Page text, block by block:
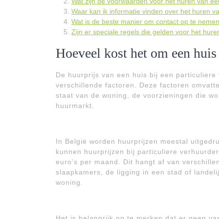
Waar kan ik informatie vinden over het huren
Wat is de beste manier om contact op te
Zijn er speciale regels die gelden voor het
Hoeveel kost het om een
De huurprijs van een huis bij een
verschillende factoren. Deze factoren
staat van de woning, de voorzieningen die
huurmarkt.
In België worden huurprijzen meestal
kunnen huurprijzen bij particuliere
euro’s per maand. Dit hangt af van
slaapkamers, de ligging in een stad of
woning.